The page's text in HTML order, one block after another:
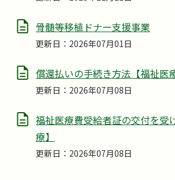
骨髄等移植ドナー支援事業
更新日：2026年07月01日
償還払いの手続き方法【福祉医
更新日：2026年07月08日
福祉医療費受給者証の交付を受
療】
更新日：2026年07月08日